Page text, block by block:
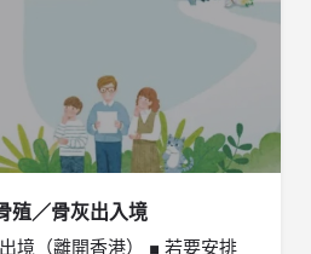
殖／骨灰出入境
境（離開香港） ■ 若要安排